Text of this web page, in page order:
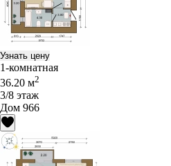
Узнать цену
1-комнатная
36.20 м2
3/8 этаж
Дом 966